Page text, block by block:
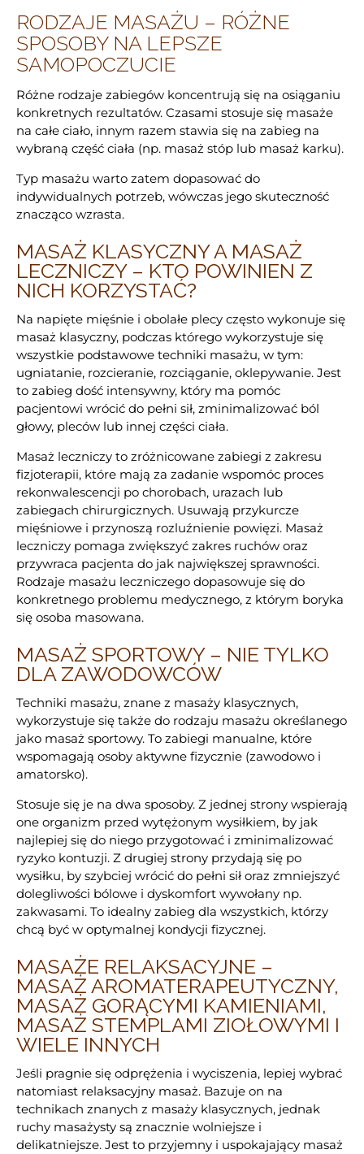
RODZAJE MASAŻU – RÓŻNE
SPOSOBY NA LEPSZE
SAMOPOCZUCIE
Różne rodzaje zabiegów koncentrują się na osiąganiu
konkretnych rezultatów. Czasami stosuje się masaże
na całe ciało, innym razem stawia się na zabieg na
wybraną część ciała (np. masaż stóp lub masaż karku).
Typ masażu warto zatem dopasować do
indywidualnych potrzeb, wówczas jego skuteczność
znacząco wzrasta.
MASAŻ KLASYCZNY A MASAŻ
LECZNICZY – KTO POWINIEN Z
NICH KORZYSTAĆ?
Na napięte mięśnie i obolałe plecy często wykonuje się
masaż klasyczny, podczas którego wykorzystuje się
wszystkie podstawowe techniki masażu, w tym:
ugniatanie, rozcieranie, rozciąganie, oklepywanie. Jest
to zabieg dość intensywny, który ma pomóc
pacjentowi wrócić do pełni sił, zminimalizować ból
głowy, pleców lub innej części ciała.
Masaż leczniczy to zróżnicowane zabiegi z zakresu
fizjoterapii, które mają za zadanie wspomóc proces
rekonwalescencji po chorobach, urazach lub
zabiegach chirurgicznych. Usuwają przykurcze
mięśniowe i przynoszą rozluźnienie powięzi. Masaż
leczniczy pomaga zwiększyć zakres ruchów oraz
przywraca pacjenta do jak największej sprawności.
Rodzaje masażu leczniczego dopasowuje się do
konkretnego problemu medycznego, z którym boryka
się osoba masowana.
MASAŻ SPORTOWY – NIE TYLKO
DLA ZAWODOWCÓW
Techniki masażu, znane z masaży klasycznych,
wykorzystuje się także do rodzaju masażu określanego
jako masaż sportowy. To zabiegi manualne, które
wspomagają osoby aktywne fizycznie (zawodowo i
amatorsko).
Stosuje się je na dwa sposoby. Z jednej strony wspierają
one organizm przed wytężonym wysiłkiem, by jak
najlepiej się do niego przygotować i zminimalizować
ryzyko kontuzji. Z drugiej strony przydają się po
wysiłku, by szybciej wrócić do pełni sił oraz zmniejszyć
dolegliwości bólowe i dyskomfort wywołany np.
zakwasami. To idealny zabieg dla wszystkich, którzy
chcą być w optymalnej kondycji fizycznej.
MASAŻE RELAKSACYJNE –
MASAŻ AROMATERAPEUTYCZNY,
MASAŻ GORĄCYMI KAMIENIAMI,
MASAŻ STEMPLAMI ZIOŁOWYMI I
WIELE INNYCH
Jeśli pragnie się odprężenia i wyciszenia, lepiej wybrać
natomiast relaksacyjny masaż. Bazuje on na
technikach znanych z masaży klasycznych, jednak
ruchy masażysty są znacznie wolniejsze i
delikatniejsze. Jest to przyjemny i uspokajający masaż